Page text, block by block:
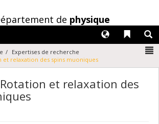
de physique
Liens
Langues
Expertises de recherche
et relaxation des spins muoniques
et relaxation des